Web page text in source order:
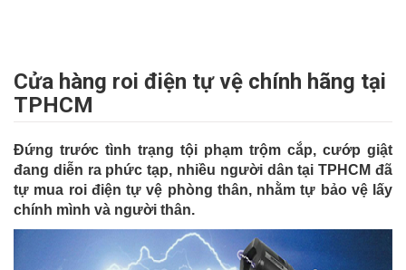
Cửa hàng roi điện tự vệ chính hãng tại
TPHCM
Đứng trước tình trạng tội phạm trộm cắp, cướp giật
đang diễn ra phức tạp, nhiều người dân tại TPHCM đã
tự mua roi điện tự vệ phòng thân, nhằm tự bảo vệ lấy
chính mình và người thân.